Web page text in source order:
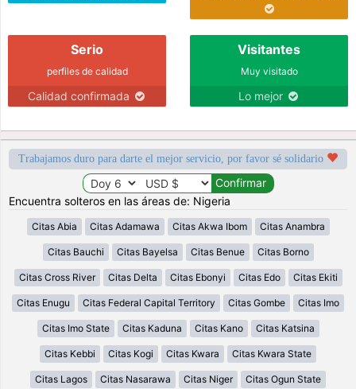
Serio
perfiles de calidad
Calidad confirmada
Visitantes
Muy visitado
Lo mejor
Trabajamos duro para darte el mejor servicio, por favor sé solidario
Encuentra solteros en las áreas de: Nigeria
Citas Abia Citas Adamawa Citas Akwa Ibom Citas Anambra
Citas Bauchi Citas Bayelsa Citas Benue Citas Borno
Citas Cross River Citas Delta Citas Ebonyi Citas Edo Citas Ekiti
Citas Enugu Citas Federal Capital Territory Citas Gombe Citas Imo
Citas Imo State Citas Kaduna Citas Kano Citas Katsina
Citas Kebbi Citas Kogi Citas Kwara Citas Kwara State
Citas Lagos Citas Nasarawa Citas Niger Citas Ogun State